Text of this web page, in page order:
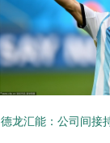
德龙汇能：公司间接